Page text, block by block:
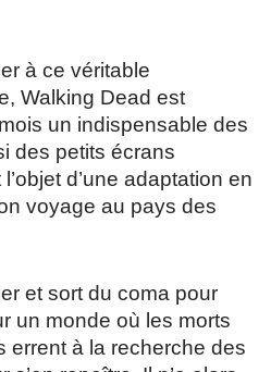
à ce véritable
Walking Dead est
un indispensable des
des petits écrans
d’une adaptation en
voyage au pays des
et sort du coma pour
un monde où les morts
errent à la recherche des